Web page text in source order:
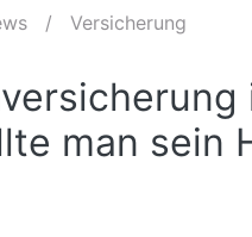
/ Versicherung
man sein